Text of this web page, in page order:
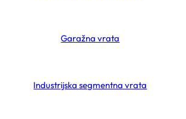
Garažna vrata
Industrijska segmentna vrata